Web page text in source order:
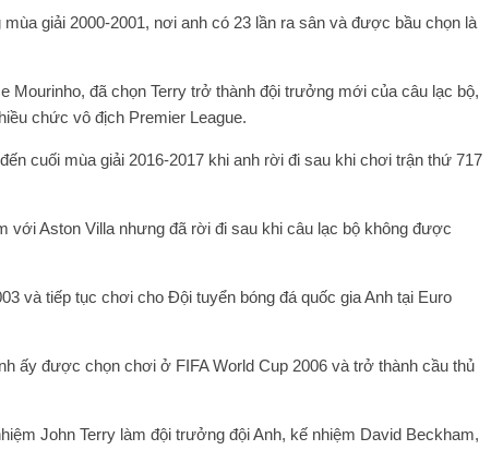
giải 2000-2001, nơi anh có 23 lần ra sân và được bầu chọn là
Mourinho, đã chọn Terry trở thành đội trưởng mới của câu lạc bộ,
chức vô địch Premier League.
cuối mùa giải 2016-2017 khi anh rời đi sau khi chơi trận thứ 717
với Aston Villa nhưng đã rời đi sau khi câu lạc bộ không được
và tiếp tục chơi cho Đội tuyển bóng đá quốc gia Anh tại Euro
ấy được chọn chơi ở FIFA World Cup 2006 và trở thành cầu thủ
John Terry làm đội trưởng đội Anh, kế nhiệm David Beckham,